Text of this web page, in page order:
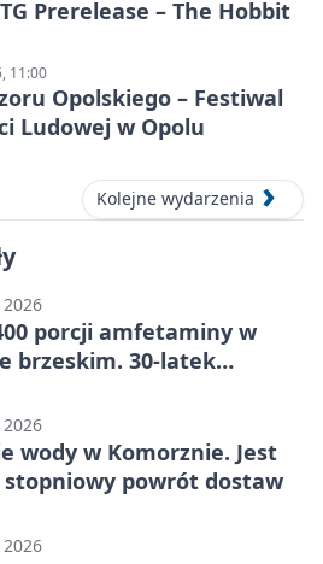
Prerelease – The Hobbit
11:00
Opolskiego – Festiwal
Ludowej w Opolu
Kolejne wydarzenia
porcji amfetaminy w
brzeskim. 30-latek
wody w Komorznie. Jest
stopniowy powrót dostaw